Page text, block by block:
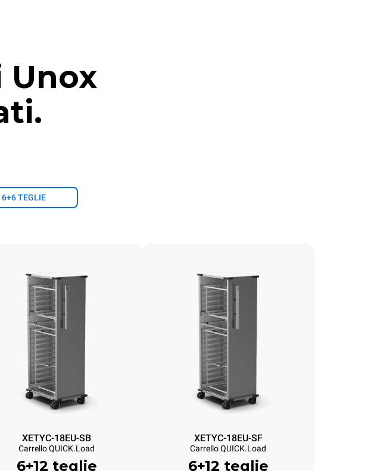
Unox
6+6 TEGLIE
XETYC-18EU-SB
Carrello QUICK.Load
6+12 teglie
XETYC-18EU-SF
Carrello QUICK.Load
6+12 teglie